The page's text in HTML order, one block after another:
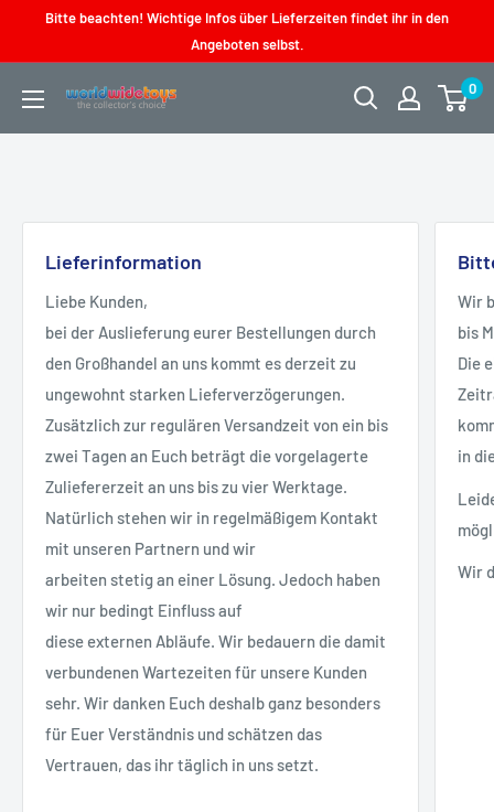
Bitte beachten! Wichtige Infos über Lieferzeiten findet ihr in den
Angeboten selbst.
worldwidetoys
0
Lieferinformation
Liebe Kunden,
bei der Auslieferung eurer Bestellungen durch
den Großhandel an uns kommt es derzeit zu
ungewohnt starken Lieferverzögerungen.
Zusätzlich zur regulären Versandzeit von ein bis
zwei Tagen an Euch beträgt die vorgelagerte
Zuliefererzeit an uns bis zu vier Werktage.
Natürlich stehen wir in regelmäßigem Kontakt
mit unseren Partnern und wir
arbeiten stetig an einer Lösung. Jedoch haben
wir nur bedingt Einfluss auf
diese externen Abläufe. Wir bedauern die damit
verbundenen Wartezeiten für unsere Kunden
sehr. Wir danken Euch deshalb ganz besonders
für Euer Verständnis und schätzen das
Vertrauen, das ihr täglich in uns setzt.
Wir
bis
Die
in
Wir